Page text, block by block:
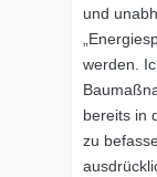
und
werden.
bereits in
zu